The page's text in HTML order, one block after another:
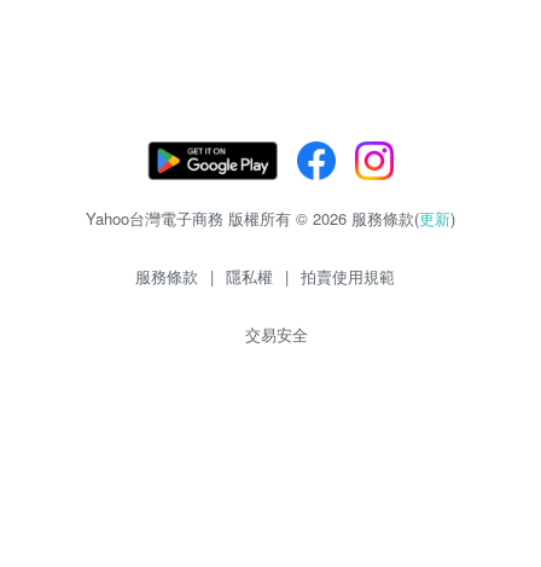
Yahoo台灣電子商務 版權所有 © 2026 服務條款(更新)
服務條款 | 隱私權 | 拍賣使用規範
交易安全